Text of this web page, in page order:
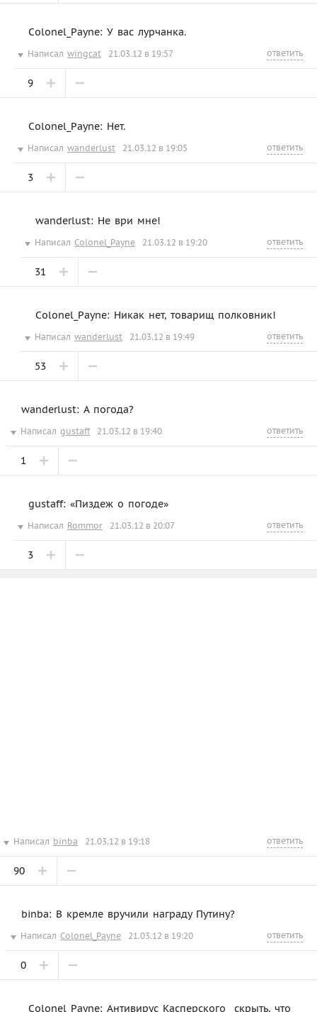
Colonel_Payne: У вас лурчанка.
Написал wingcat 21.03.12 в 19:57 ответить
9
Colonel_Payne: Нет.
Написал wanderlust 21.03.12 в 19:05 ответить
3
wanderlust: Не ври мне!
Написал Colonel_Payne 21.03.12 в 19:20 ответить
31
Colonel_Payne: Никак нет, товарищ полковник!
Написал wanderlust 21.03.12 в 19:49 ответить
53
wanderlust: А погода?
Написал gustaff 21.03.12 в 19:40 ответить
1
gustaff: «Пиздеж о погоде»
Написал Rommor 21.03.12 в 20:07 ответить
3
Написал binba 21.03.12 в 19:18 ответить
90
binba: В кремле вручили награду Путину?
Написал Colonel_Payne 21.03.12 в 19:20 ответить
0
Colonel_Payne: Антивирус Касперского  скрыть, что